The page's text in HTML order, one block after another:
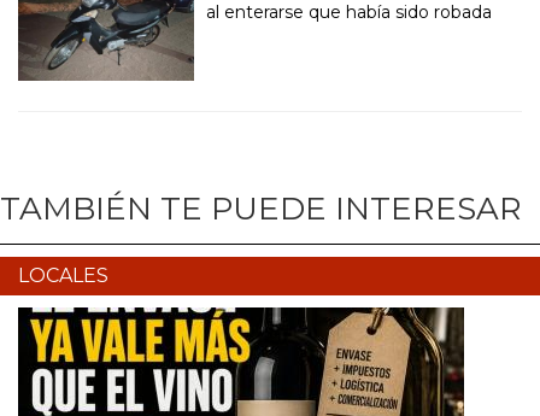
al enterarse que había sido robada
TAMBIÉN TE PUEDE INTERESAR
LOCALES